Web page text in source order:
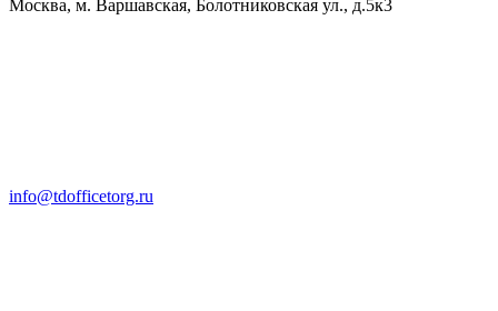
Москва, м. Варшавская, Болотниковская ул., д.5к3
info@tdofficetorg.ru